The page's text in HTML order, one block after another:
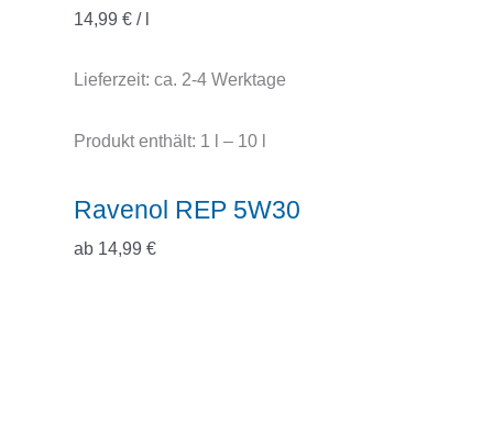
14,99 €/
Lieferzeit: ca. 2-4 Werktage
Produkt enthält: 1 – 10
Ravenol REP 5W30
ab 14,99 €